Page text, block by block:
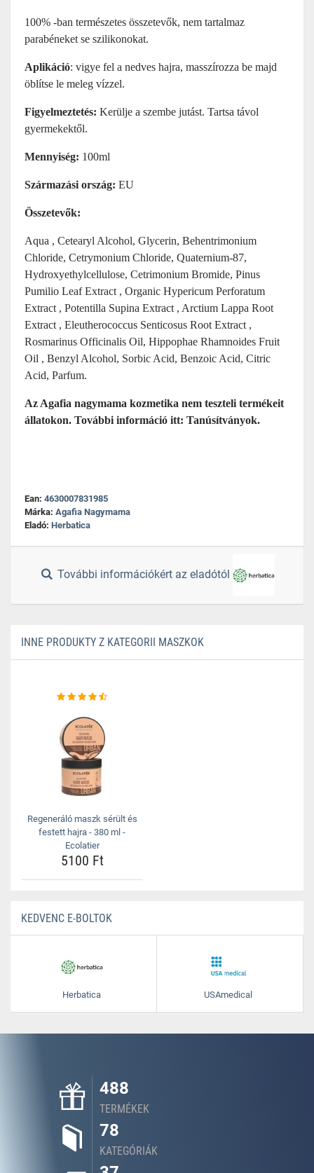
100% -ban természetes összetevők, nem tartalmaz
parabéneket se szilikonokat.
Aplikáció: vigye fel a nedves hajra, masszírozza be majd
öblítse le meleg vízzel.
Figyelmeztetés: Kerülje a szembe jutást. Tartsa távol
gyermekektől.
Mennyiség: 100ml
Származási ország: EU
Összetevők:
Aqua , Cetearyl Alcohol, Glycerin, Behentrimonium
Chloride, Cetrymonium Chloride, Quaternium-87,
Hydroxyethylcellulose, Cetrimonium Bromide, Pinus
Pumilio Leaf Extract , Organic Hypericum Perforatum
Extract , Potentilla Supina Extract , Arctium Lappa Root
Extract , Eleutherococcus Senticosus Root Extract ,
Rosmarinus Officinalis Oil, Hippophae Rhamnoides Fruit
Oil , Benzyl Alcohol, Sorbic Acid, Benzoic Acid, Citric
Acid, Parfum.
Az Agafia nagymama kozmetika nem teszteli termékeit
állatokon. További információ itt: Tanúsítványok.
Ean: 4630007831985
Márka: Agafia Nagymama
Eladó: Herbatica
További információkért az eladótól
INNE PRODUKTY Z KATEGORII MASZKOK
Regeneráló maszk sérült és
festett hajra - 380 ml -
Ecolatier
5100 Ft
KEDVENC E-BOLTOK
Herbatica USAmedical
488
TERMÉKEK
78
KATEGÓRIÁK